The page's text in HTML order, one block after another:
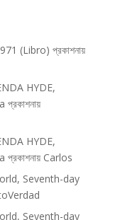
(Libro) প্রকাশনায়
HYDE,
প্রকাশনায়
HYDE,
প্রকাশনায় Carlos
Seventh-day
Seventh-day